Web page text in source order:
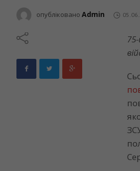
опублікованоAdmin